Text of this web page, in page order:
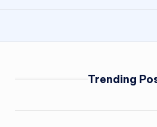
Trending